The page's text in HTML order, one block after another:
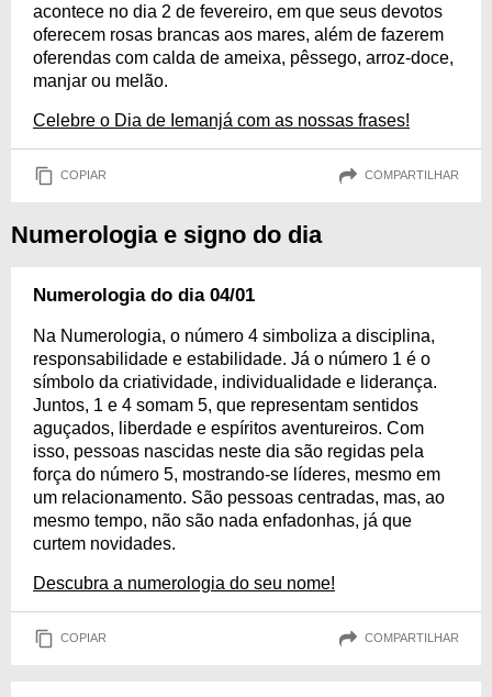
acontece no dia 2 de fevereiro, em que seus devotos
oferecem rosas brancas aos mares, além de fazerem
oferendas com calda de ameixa, pêssego, arroz-doce,
manjar ou melão.
Celebre o Dia de Iemanjá com as nossas frases!
COPIAR COMPARTILHAR
Numerologia e signo do dia
Numerologia do dia 04/01
Na Numerologia, o número 4 simboliza a disciplina,
responsabilidade e estabilidade. Já o número 1 é o
símbolo da criatividade, individualidade e liderança.
Juntos, 1 e 4 somam 5, que representam sentidos
aguçados, liberdade e espíritos aventureiros. Com
isso, pessoas nascidas neste dia são regidas pela
força do número 5, mostrando-se líderes, mesmo em
um relacionamento. São pessoas centradas, mas, ao
mesmo tempo, não são nada enfadonhas, já que
curtem novidades.
Descubra a numerologia do seu nome!
COPIAR COMPARTILHAR